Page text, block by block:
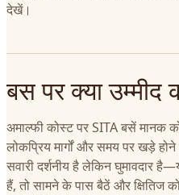
देखें।
बस पर क्या उम्मीद
अमाल्फी कोस्ट पर SITA बसें मानक
लोकप्रिय मार्गों और समय पर खड़े
सवारी दर्शनीय है लेकिन घुमावदार
हैं, तो सामने के पास बैठें और